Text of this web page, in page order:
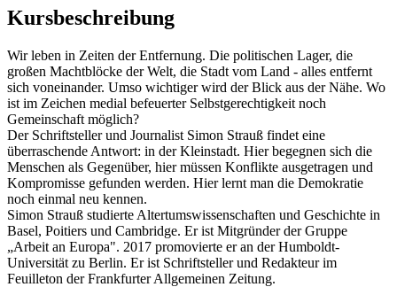
Kursbeschreibung
Wir leben in Zeiten der Entfernung. Die politischen Lager, die
großen Machtblöcke der Welt, die Stadt vom Land - alles entfernt
sich voneinander. Umso wichtiger wird der Blick aus der Nähe. Wo
ist im Zeichen medial befeuerter Selbstgerechtigkeit noch
Gemeinschaft möglich?
Der Schriftsteller und Journalist Simon Strauß findet eine
überraschende Antwort: in der Kleinstadt. Hier begegnen sich die
Menschen als Gegenüber, hier müssen Konflikte ausgetragen und
Kompromisse gefunden werden. Hier lernt man die Demokratie
noch einmal neu kennen.
Simon Strauß studierte Altertumswissenschaften und Geschichte in
Basel, Poitiers und Cambridge. Er ist Mitgründer der Gruppe
„Arbeit an Europa". 2017 promovierte er an der Humboldt-
Universität zu Berlin. Er ist Schriftsteller und Redakteur im
Feuilleton der Frankfurter Allgemeinen Zeitung.